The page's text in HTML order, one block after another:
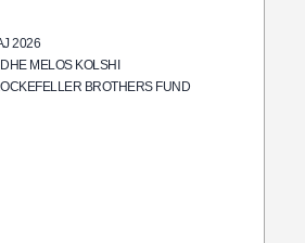
2026
MELOS KOLSHI
BROTHERS FUND